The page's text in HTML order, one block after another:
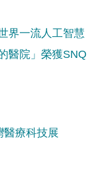
界一流人工智慧
醫院」榮獲SNQ
醫療科技展